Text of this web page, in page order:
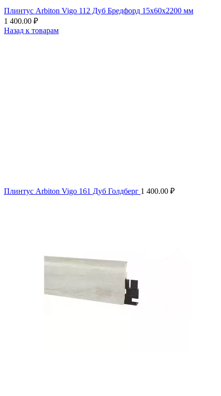
Плинтус Arbiton Vigo 112 Дуб Бредфорд 15x60x2200 мм
1 400.00 ₽
Назад к товарам
Плинтус Arbiton Vigo 161 Дуб Голдберг 1 400.00 ₽